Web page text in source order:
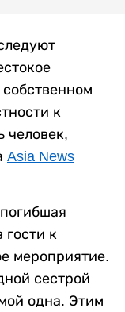
к
человек,
Asia News
гости к
мероприятие.
сестрой
одна. Этим